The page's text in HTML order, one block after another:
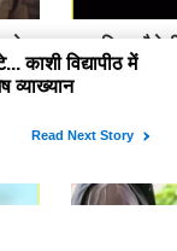
के
नाबालिग
खिलाफ